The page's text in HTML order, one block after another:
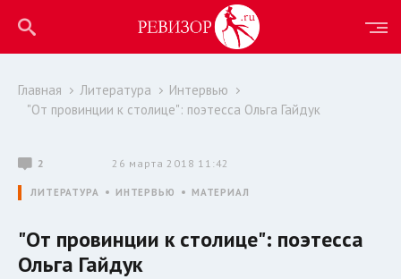
Главная Литература
Интервью
"От провинции к столице": поэтесса Ольга Гайдук
2 26 марта 2018 11:42
ЛИТЕРАТУРА ИНТЕРВЬЮ МАТЕРИАЛ
"От провинции к столице": поэтесса
Ольга Гайдук